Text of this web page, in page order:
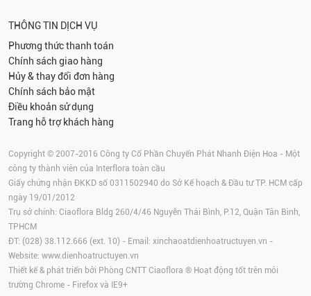
THÔNG TIN DỊCH VỤ
Phương thức thanh toán
Chính sách giao hàng
Hủy & thay đổi đơn hàng
Chính sách bảo mật
Điều khoản sử dụng
Trang hỗ trợ khách hàng
Copyright © 2007-2016 Công ty Cổ Phần Chuyển Phát Nhanh Điện Hoa - Một
công ty thành viên của Interflora toàn cầu
Giấy chứng nhận ĐKKD số 0311502940 do Sở Kế hoạch & Đầu tư TP. HCM cấp
ngày 19/01/2012
Trụ sở chính: Ciaoflora Bldg 260/4/46 Nguyễn Thái Bình, P.12, Quận Tân Bình,
TPHCM
ĐT: (028) 38.112.666 (ext. 10) - Email: xinchaoatdienhoatructuyen.vn -
Website: www.dienhoatructuyen.vn
Thiết kế & phát triển bởi Phòng CNTT Ciaoflora ® Hoạt động tốt trên môi
trường Chrome - Firefox và IE9+